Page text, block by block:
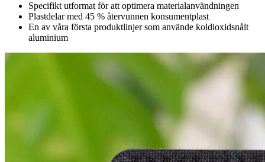
Specifikt utformat för att optimera materialanvändningen
Plastdelar med 45 % återvunnen konsumentplast
En av våra första produktlinjer som använde koldioxidsnålt
aluminium